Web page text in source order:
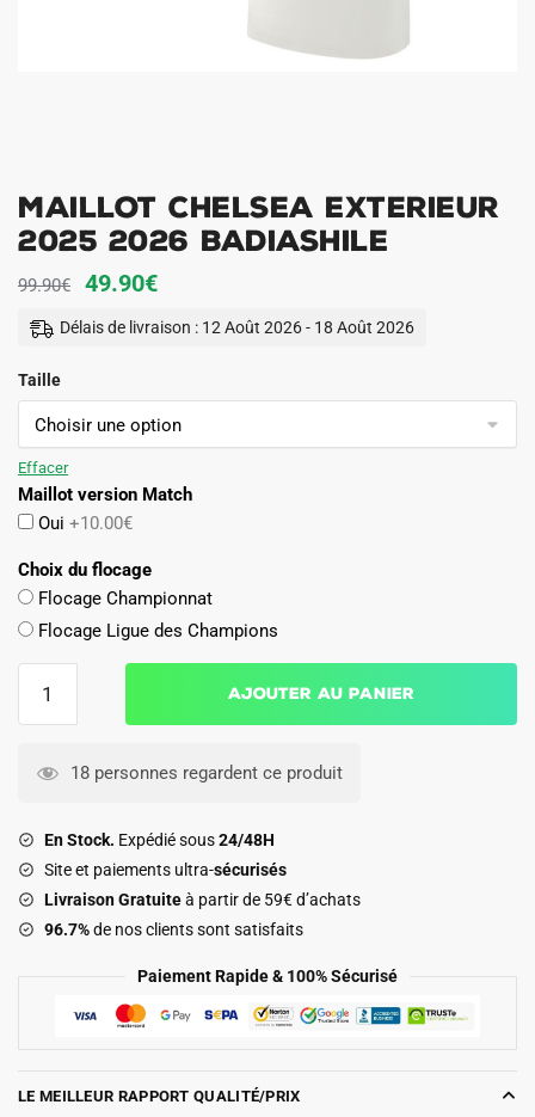
Maillot Chelsea Exterieur
2025 2026 Badiashile
99.90€
Le
prix
99.90€.
49.90€Le
prix
49.90€.
Délais de livraison : 12 Août 2026 - 18 Août 2026
Taille
Effacer
Maillot version Match
Oui +10.00€
Choix du flocage
Flocage Championnat
Flocage Ligue des Champions
Chelsea
2026
Badiashile
Ajouter au panier
18 personnes regardent ce produit
En Stock. Expédié sous24/48H
Site et paiements ultra-sécurisés
Livraison Gratuiteà partir de 59€ d’achats
96.7%de nos clients sont satisfaits
Paiement Rapide & 100% Sécurisé
LE MEILLEUR RAPPORT QUALITÉ/PRIX